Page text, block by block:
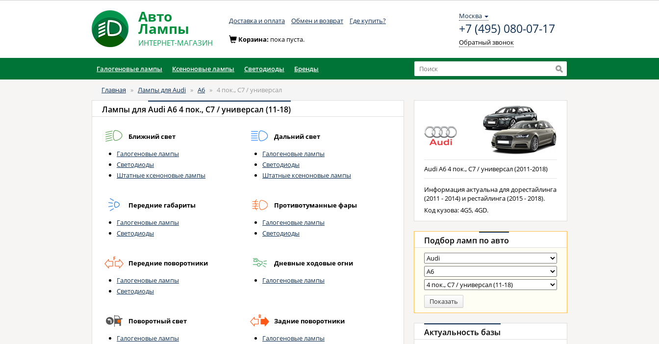
Авто
Лампы
ИНТЕРНЕТ-МАГАЗИН
Доставка и оплата Обмен и возврат Где купить?
Москва
+7 (495) 080-07-17
Обратный звонок
Корзина: пока пуста.
Галогеновые лампы Ксеноновые лампы Светодиоды Бренды
Главная » Лампы для Audi » A6 » 4 пок., C7 / универсал
Лампы для Audi A6 4 пок., C7 / универсал (11-18)
Ближний свет
Галогеновые лампы
Светодиоды
Штатные ксеноновые лампы
Дальний свет
Галогеновые лампы
Светодиоды
Штатные ксеноновые лампы
Передние габариты
Галогеновые лампы
Светодиоды
Противотуманные фары
Галогеновые лампы
Светодиоды
Передние поворотники
Галогеновые лампы
Светодиоды
Дневные ходовые огни
Галогеновые лампы
Поворотный свет
Галогеновые лампы
Задние поворотники
Галогеновые лампы
Audi A6 4 пок., C7 / универсал (2011-2018)
Информация актуальна для дорестайлинга
(2011 - 2014) и рестайлинга (2015 - 2018).
Код кузова: 4G5, 4GD.
Подбор ламп по авто
Показать
Актуальность базы